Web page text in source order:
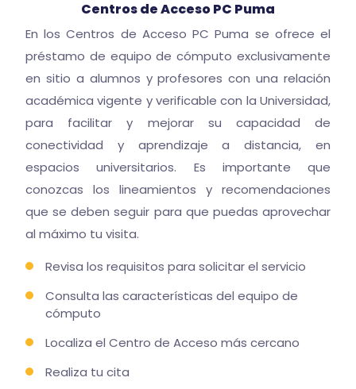
Centros de Acceso PC Puma
En los Centros de Acceso PC Puma se ofrece el
préstamo de equipo de cómputo exclusivamente
en sitio a alumnos y profesores con una relación
académica vigente y verificable con la Universidad,
para facilitar y mejorar su capacidad de
conectividad y aprendizaje a distancia, en
espacios universitarios. Es importante que
conozcas los lineamientos y recomendaciones
que se deben seguir para que puedas aprovechar
al máximo tu visita.
Revisa los requisitos para solicitar el servicio
Consulta las características del equipo de
cómputo
Localiza el Centro de Acceso más cercano
Realiza tu cita